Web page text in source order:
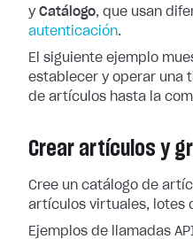
y Catálogo, que usan
autenticación.
El siguiente ejemplo
establecer y operar una
de artículos hasta la
Crear artículos y
Cree un catálogo de
artículos virtuales, lotes
Ejemplos de llamadas